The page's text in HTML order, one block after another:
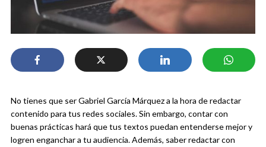
No tienes que ser Gabriel García Márquez a la hora de redactar
contenido para tus redes sociales. Sin embargo, contar con
buenas prácticas hará que tus textos puedan entenderse mejor y
logren enganchar a tu audiencia.Además, saber redactar con